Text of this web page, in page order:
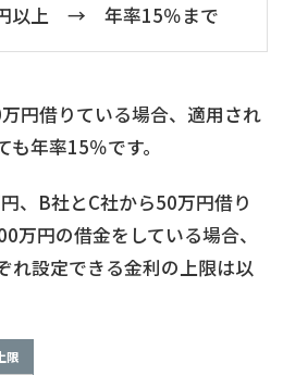
以上 → 年率15％まで
円借りている場合、適用され
年率15％です。
、B社とC社から50万円借り
万円の借金をしている場合、
れ設定できる金利の上限は以
限